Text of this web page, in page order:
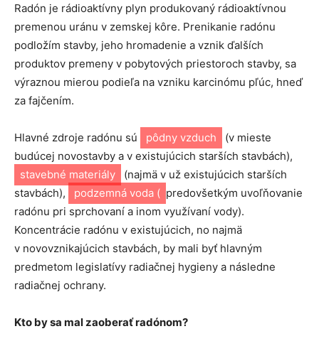
Radón je rádioaktívny plyn produkovaný rádioaktívnou
premenou uránu v zemskej kôre. Prenikanie radónu
podložím stavby, jeho hromadenie a vznik ďalších
produktov premeny v pobytových priestoroch stavby, sa
výraznou mierou podieľa na vzniku karcinómu pľúc, hneď
za fajčením.
Hlavné zdroje radónu sú pôdny vzduch
(v mieste
budúcej novostavby a v existujúcich starších stavbách),
stavebné materiály
(najmä v už existujúcich starších
stavbách),
podzemná voda ( predovšetkým uvoľňovanie
radónu pri sprchovaní a inom využívaní vody).
Koncentrácie radónu v existujúcich, no najmä
v novovznikajúcich stavbách, by mali byť hlavným
predmetom legislatívy radiačnej hygieny a následne
radiačnej ochrany.
Kto by sa mal zaoberať radónom?